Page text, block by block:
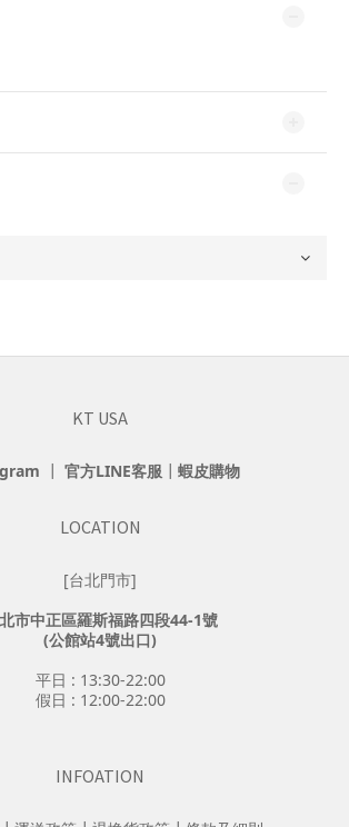
KT USA
┃ 官方LINE客服 ┃ 蝦皮購物
LOCATION
[台北門市]
市中正區羅斯福路四段44-1號
(公館站4號出口)
平日 : 13:30-22:00
假日 : 12:00-22:00
INFOATION